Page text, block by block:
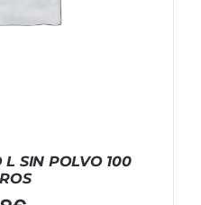
L SIN POLVO 100